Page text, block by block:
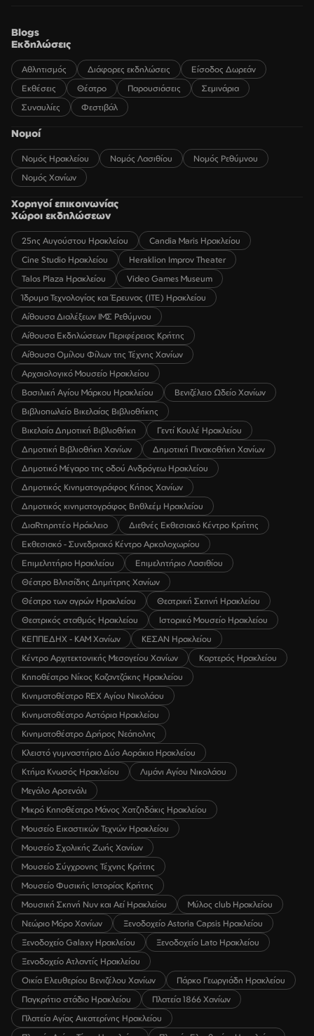
Blogs
Εκδηλώσεις
Αθλητισμός Διάφορες εκδηλώσεις
Είσοδος Δωρεάν
Εκθέσεις
Θέατρο Παρουσιάσεις
Σεμινάρια
Συναυλίες
Φεστιβάλ
Νομοί
Νομός Ηρακλείου Νομός Λασιθίου
Νομός Ρεθύμνου
Νομός Χανίων
Χορηγοί επικοινωνίας
Χώροι εκδηλώσεων
25ης Αυγούστου Ηρακλείου
Candia Maris Ηρακλείου
Cine Studio Ηρακλείου
Heraklion Improv Theater
Talos Plaza Ηρακλείου
Video Games Museum
Ίδρυμα Τεχνολογίας και Έρευνας (ΙΤΕ) Ηρακλείου
Αίθουσα Διαλέξεων ΙΜΣ Ρεθύμνου
Αίθουσα Εκδηλώσεων Περιφέρειας Κρήτης
Αίθουσα Ομίλου Φίλων της Τέχνης Χανίων
Αρχαιολογικό Μουσείο Ηρακλείου
Βασιλική Αγίου Μάρκου Ηρακλείου
Βενιζέλειο Ωδείο Χανίων
Βιβλιοπωλείο Βικελαίας Βιβλιοθήκης
Βικελαία Δημοτική Βιβλιοθήκη
Γεντί Κουλέ Ηρακλείου
Δημοτική Βιβλιοθήκη Χανίων
Δημοτική Πινακοθήκη Χανίων
Δημοτικό Μέγαρο της οδού Ανδρόγεω Ηρακλείου
Δημοτικός Κινηματογράφος Κήπος Χανίων
Δημοτικός κινηματογράφος Βηθλεέμ Ηρακλείου
ΔιαRτηρητέο Ηράκλειο
Διεθνές Εκθεσιακό Κέντρο Κρήτης
Εκθεσιακό - Συνεδριακό Κέντρο Αρκαλοχωρίου
Επιμελητήριο Ηρακλείου
Επιμελητήριο Λασιθίου
Θέατρο Βλησίδης Δημήτρης Χανίων
Θέατρο των αγρών Ηρακλείου
Θεατρική Σκηνή Ηρακλείου
Θεατρικός σταθμός Ηρακλείου
Ιστορικό Μουσείο Ηρακλείου
ΚΕΠΠΕΔΗΧ - ΚΑΜ Χανίων
ΚΕΣΑΝ Ηρακλείου
Κέντρο Αρχιτεκτονικής Μεσογείου Χανίων
Καρτερός Ηρακλείου
Κηποθέατρο Νίκος Καζαντζάκης Ηρακλείου
Κινηματοθέατρο REX Αγίου Νικολάου
Κινηματοθέατρο Αστόρια Ηρακλείου
Κινηματοθέατρο Δρήρος Νεάπολης
Κλειστό γυμναστήριο Δύο Αοράκια Ηρακλείου
Κτήμα Κνωσός Ηρακλείου
Λιμάνι Αγίου Νικολάου
Μεγάλο Αρσενάλι
Μικρό Κηποθέατρο Μάνος Χατζηδάκις Ηρακλείου
Μουσείο Εικαστικών Τεχνών Ηρακλείου
Μουσείο Σχολικής Ζωής Χανίων
Μουσείο Σύγχρονης Τέχνης Κρήτης
Μουσείο Φυσικής Ιστορίας Κρήτης
Μουσική Σκηνή Νυν και Αεί Ηρακλείου
Μύλος club Ηρακλείου
Νεώριο Μόρο Χανίων
Ξενοδοχείο Astoria Capsis Ηρακλείου
Ξενοδοχείο Galaxy Ηρακλείου
Ξενοδοχείο Lato Ηρακλείου
Ξενοδοχείο Ατλαντίς Ηρακλείου
Οικία Ελευθερίου Βενιζέλου Χανίων
Πάρκο Γεωργιάδη Ηρακλείου
Παγκρήτιο στάδιο Ηρακλείου
Πλατεία 1866 Χανίων
Πλατεία Αγίας Αικατερίνης Ηρακλείου